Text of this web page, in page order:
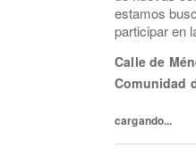
estamos
participar en
parte clave
ayudan a...
Calle de
Comunidad
cargando...